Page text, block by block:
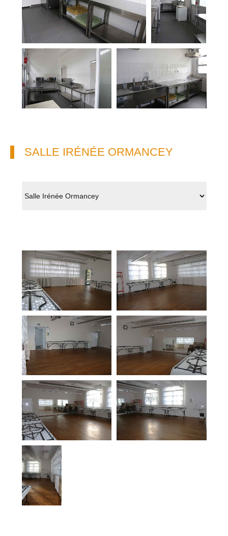
SALLE IRÉNÉE ORMANCEY